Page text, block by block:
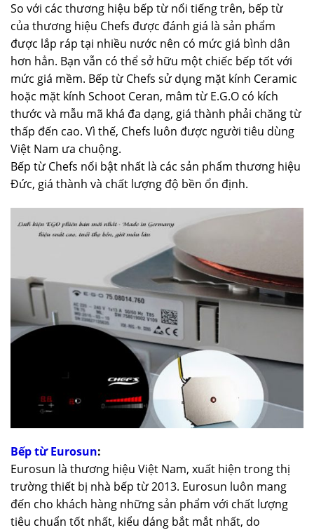
So với các thương hiệu bếp từ nổi tiếng trên, bếp từ
của thương hiệu Chefs được đánh giá là sản phẩm
được lắp ráp tại nhiều nước nên có mức giá bình dân
hơn hẳn. Bạn vẫn có thể sở hữu một chiếc bếp tốt với
mức giá mềm. Bếp từ Chefs sử dụng mặt kính Ceramic
hoặc mặt kính Schoot Ceran, mâm từ E.G.O có kích
thước và mẫu mã khá đa dạng, giá thành phải chăng từ
thấp đến cao. Vì thế, Chefs luôn được người tiêu dùng
Việt Nam ưa chuộng.
Bếp từ Chefs nổi bật nhất là các sản phẩm thương hiệu
Đức, giá thành và chất lượng độ bền ổn định.
Bếp từ Eurosun:
Eurosun là thương hiệu Việt Nam, xuất hiện trong thị
trường thiết bị nhà bếp từ 2013. Eurosun luôn mang
đến cho khách hàng những sản phẩm với chất lượng
tiêu chuẩn tốt nhất, kiểu dáng bắt mắt nhất, do